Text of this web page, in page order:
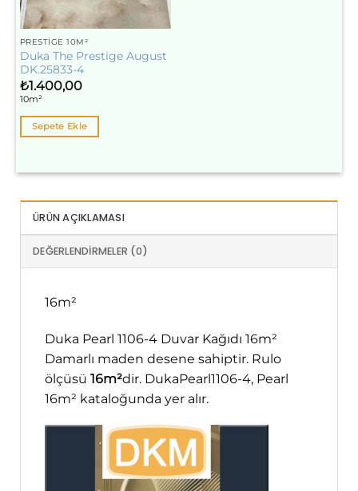
PRESTIGE 10M²
Duka The Prestige August
DK.25833-4
₺1.400,00
10m²
Sepete Ekle
ÜRÜN AÇIKLAMASI
DEĞERLENDIRMELER (0)
16m²
Duka Pearl 1106-4 Duvar Kağıdı 16m²
Damarlı maden desene sahiptir. Rulo
ölçüsü 16m²dir. DukaPearl1106-4, Pearl
16m² kataloğunda yer alır.